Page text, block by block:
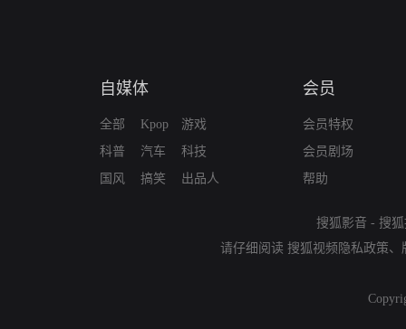
自媒体
全部
科普
国风
Kpop
汽车
搞笑
游戏
科技
出品人
会员
会员特权
会员剧场
帮助
搜狐影音 - 搜
请仔细阅读 搜狐视频隐私政策、